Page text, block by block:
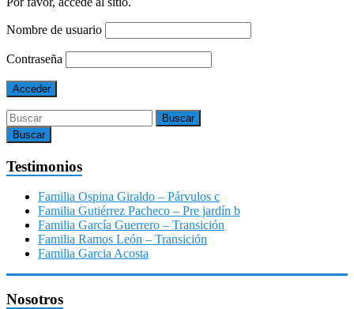
Nombre de usuario
Contraseña
Buscar
Testimonios
Familia Ospina Giraldo – Párvulos c
Familia Gutiérrez Pacheco – Pre jardín b
Familia García Guerrero – Transición
Familia Ramos León – Transición
Familia Garcia Acosta
Nosotros